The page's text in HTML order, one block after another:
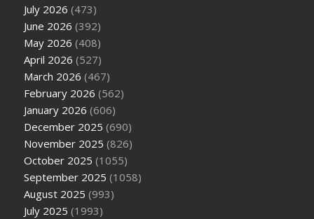
July 2026 (473)
June 2026 (392)
May 2026 (408)
April 2026 (527)
March 2026 (467)
February 2026 (562)
January 2026 (606)
December 2025 (690)
November 2025 (826)
October 2025 (1055)
September 2025 (1058)
August 2025 (993)
July 2025 (1993)